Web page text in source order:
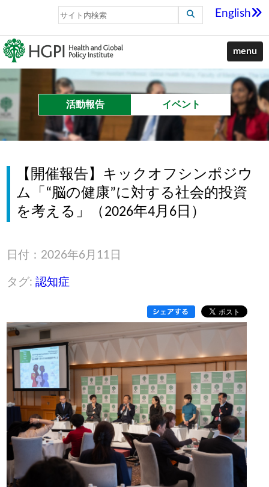
English
menu
活動報告 イベント
【開催報告】キックオフシンポジウ
ム「“脳の健康”に対する社会的投資
を考える」（2026年4月6日）
日付：2026年6月11日
タグ:認知症